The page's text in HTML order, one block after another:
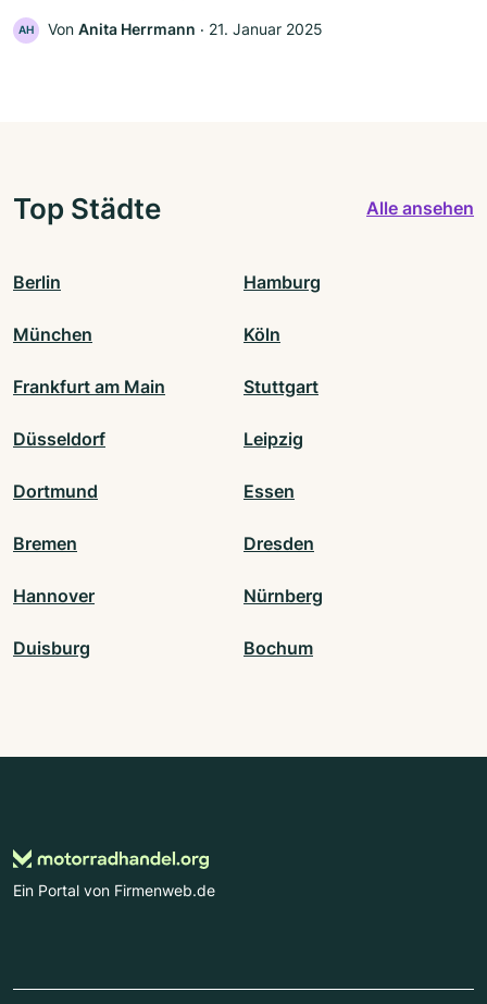
AH Von Anita Herrmann ‧ 21. Januar 2025
Top Städte Alle ansehen
Berlin Hamburg
München Köln
Frankfurt am Main Stuttgart
Düsseldorf Leipzig
Dortmund Essen
Bremen Dresden
Hannover Nürnberg
Duisburg Bochum
Ein Portal von Firmenweb.de